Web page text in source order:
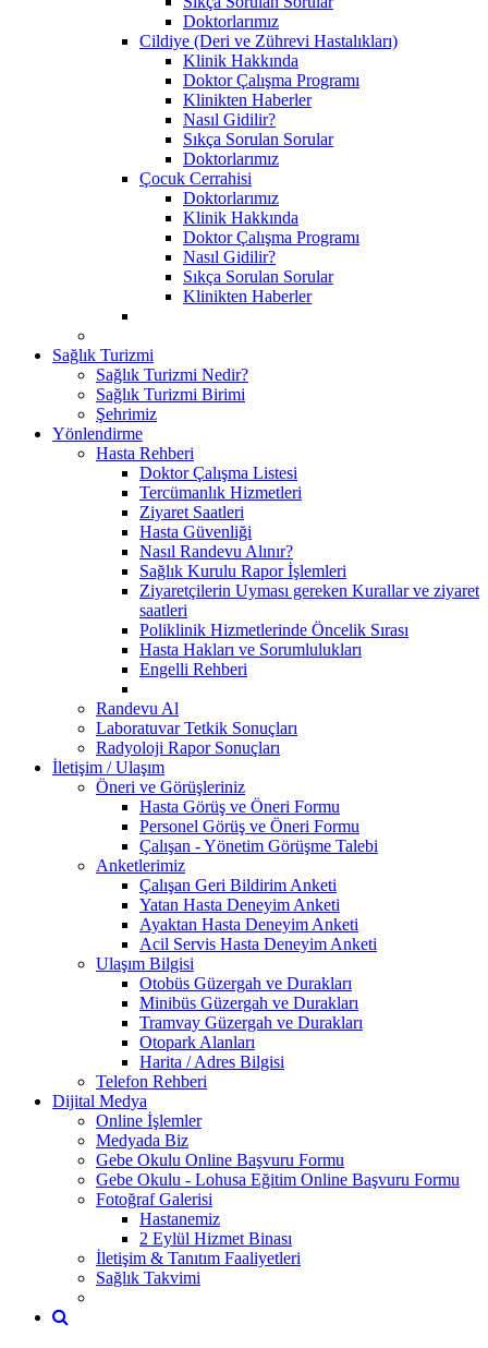
Doktorlarımız
Cildiye (Deri ve Zührevi Hastalıkları)
Klinik Hakkında
Doktor Çalışma Programı
Klinikten Haberler
Nasıl Gidilir?
Sıkça Sorulan Sorular
Doktorlarımız
Çocuk Cerrahisi
Doktorlarımız
Klinik Hakkında
Doktor Çalışma Programı
Nasıl Gidilir?
Sıkça Sorulan Sorular
Klinikten Haberler
Sağlık Turizmi
Sağlık Turizmi Nedir?
Sağlık Turizmi Birimi
Şehrimiz
Yönlendirme
Hasta Rehberi
Doktor Çalışma Listesi
Tercümanlık Hizmetleri
Ziyaret Saatleri
Hasta Güvenliği
Nasıl Randevu Alınır?
Sağlık Kurulu Rapor İşlemleri
Ziyaretçilerin Uyması gereken Kurallar ve ziyaret
saatleri
Poliklinik Hizmetlerinde Öncelik Sırası
Hasta Hakları ve Sorumlulukları
Engelli Rehberi
Randevu Al
Laboratuvar Tetkik Sonuçları
Radyoloji Rapor Sonuçları
İletişim / Ulaşım
Öneri ve Görüşleriniz
Hasta Görüş ve Öneri Formu
Personel Görüş ve Öneri Formu
Çalışan - Yönetim Görüşme Talebi
Anketlerimiz
Çalışan Geri Bildirim Anketi
Yatan Hasta Deneyim Anketi
Ayaktan Hasta Deneyim Anketi
Acil Servis Hasta Deneyim Anketi
Ulaşım Bilgisi
Otobüs Güzergah ve Durakları
Minibüs Güzergah ve Durakları
Tramvay Güzergah ve Durakları
Otopark Alanları
Harita / Adres Bilgisi
Telefon Rehberi
Dijital Medya
Online İşlemler
Medyada Biz
Gebe Okulu Online Başvuru Formu
Gebe Okulu - Lohusa Eğitim Online Başvuru Formu
Fotoğraf Galerisi
Hastanemiz
2 Eylül Hizmet Binası
İletişim & Tanıtım Faaliyetleri
Sağlık Takvimi